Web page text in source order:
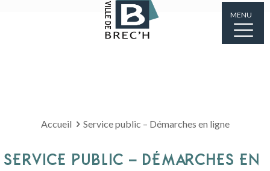
MENU
Accueil Service public – Démarches en ligne
SERVICE PUBLIC – DÉMARCHES EN